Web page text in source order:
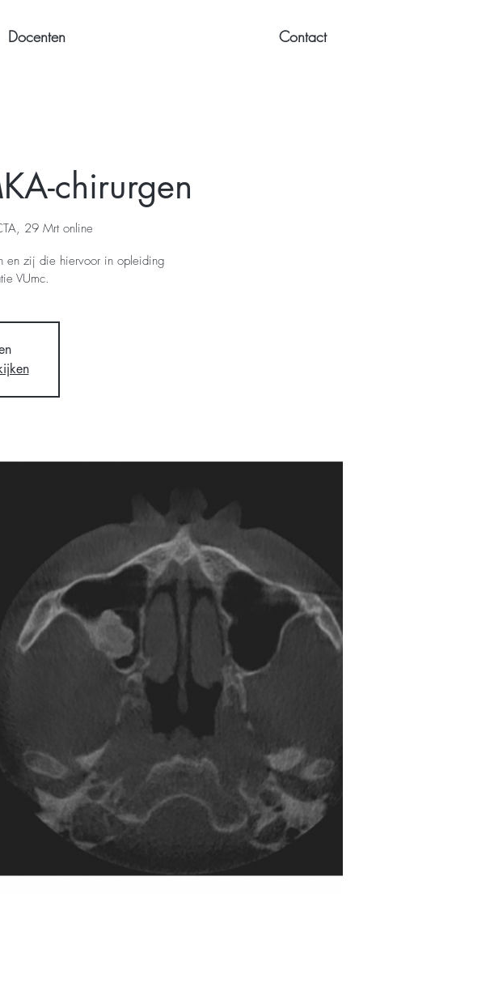
Docenten Contact
chirurgen
29 Mrt online
en zij die hiervoor in opleiding
VUmc.